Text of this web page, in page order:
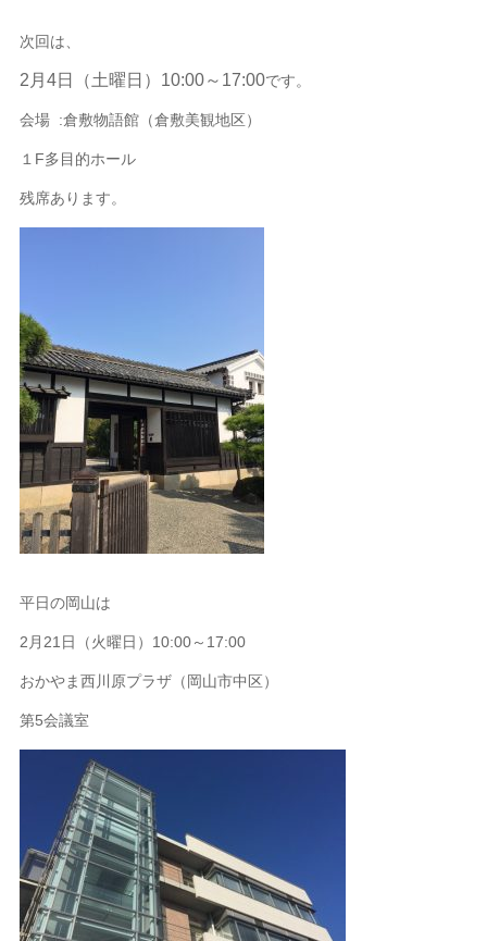
次回は、
2月4日（土曜日）10:00～17:00です。
会場 :倉敷物語館（倉敷美観地区）
１F多目的ホール
残席あります。
平日の岡山は
2月21日（火曜日）10:00～17:00
おかやま西川原プラザ（岡山市中区）
第5会議室